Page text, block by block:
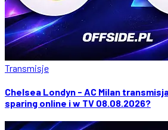
Transmisje
Chelsea Londyn - AC Milan
sparing online i w TV 08.08.2026?